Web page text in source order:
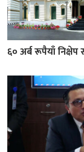
६० अर्ब रूपैयाँ निक्षेप